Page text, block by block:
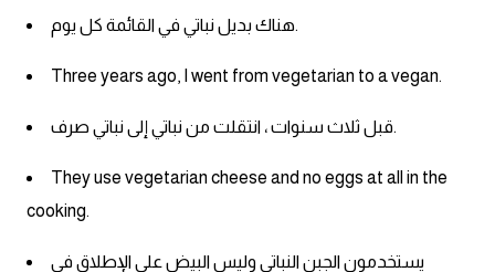
كلمات بحرف p
كلمات بحرف q
كلمات بحرف s
هناك بديل نباتي في القائمة كل يوم.
Three years ago, I went from vegetarian to a vegan.
قبل ثلاث سنوات ، انتقلت من نباتي إلى نباتي صرف.
They use vegetarian cheese and no eggs at all in the
cooking.
يستخدمون الجبن النباتي وليس البيض على الإطلاق في